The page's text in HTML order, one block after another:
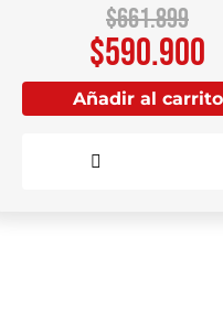
$661.899
$590.900
Añadir al carrito